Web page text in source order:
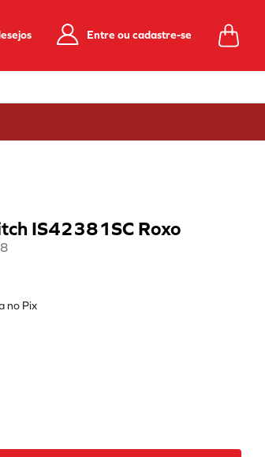
Entre ou cadastre-se
IS42381SC Roxo
no Pix